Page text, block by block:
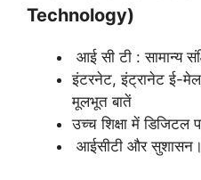
Technology)
आई सी टी : सामान्य
इंटरनेट, इंट्रानेट ई-
मूलभूत बातें
उच्च शिक्षा में डिजिटल
आईसीटी और सुशासन।